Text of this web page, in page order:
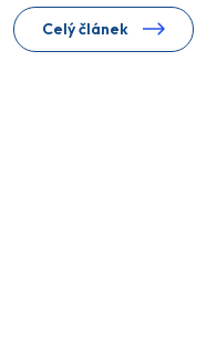
Celý článek